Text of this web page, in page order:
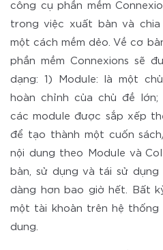
công cụ phần mềm
trong việc xuất bản và
một cách mềm dẻo. Về cơ
phần mềm Connexions sẽ
dạng: 1) Module: là một
hoàn chỉnh của chủ đề
các module được sắp xếp
để tạo thành một cuốn
nội dung theo Module và
bản, sử dụng và tái sử
dàng hơn bao giờ hết. Bất
một tài khoản trên hệ
dung.